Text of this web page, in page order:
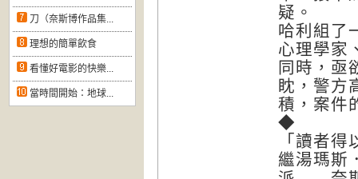
刀（奈斯博作品集...
理想的簡單飲食
看懂好電影的快樂...
當時間開始：地球...
疑。
哈利組了
心理學家
同時，亟
眈，警方
積，案件
◆
「讀者
繼湯瑪斯